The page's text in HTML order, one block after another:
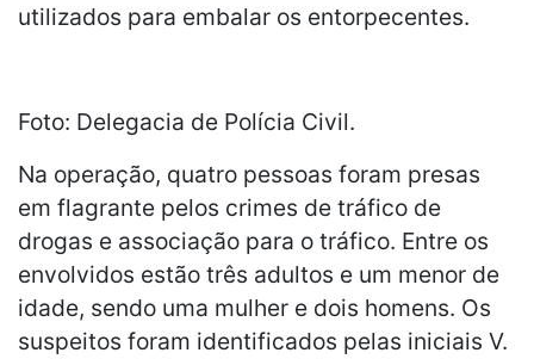
utilizados para embalar os entorpecentes.
Foto: Delegacia de Polícia Civil.
Na operação, quatro pessoas foram presas
em flagrante pelos crimes de tráfico de
drogas e associação para o tráfico. Entre os
envolvidos estão três adultos e um menor de
idade, sendo uma mulher e dois homens. Os
suspeitos foram identificados pelas iniciais V.